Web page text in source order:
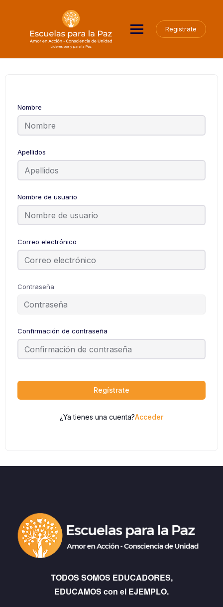
Registrate
Nombre
Apellidos
Nombre de usuario
Correo electrónico
Contraseña
Confirmación de contraseña
Regístrate
¿Ya tienes una cuenta?Acceder
TODOS SOMOS EDUCADORES,
EDUCAMOS con el EJEMPLO.